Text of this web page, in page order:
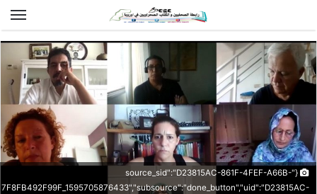
{"source_sid":"D23815AC-861F-4FEF-A66B-
7F8FB492F99F_1595705876433","subsource":"done_button","uid":"D23815AC-